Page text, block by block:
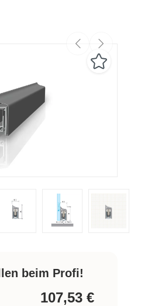
beim Profi!
107,53 €